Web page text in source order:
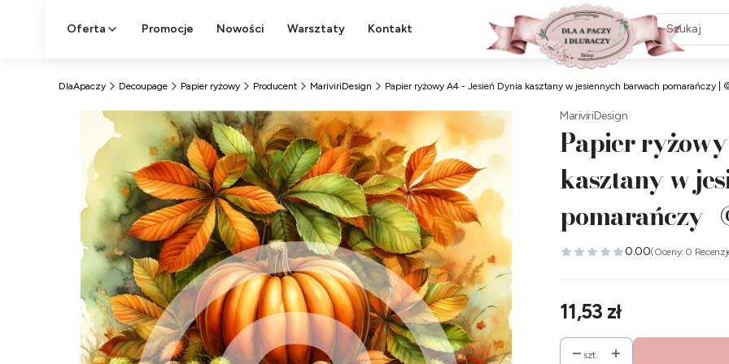
Oferta Promocje Nowości Warsztaty Kontakt
DlaApaczy Decoupage Papier ryżowy Producent MariviriDesign Papier ryżowy A4 - Jesień Dynia kasztany w jesiennych barwach pomarańczy |
MariviriDesign
Papier
kasztany w
pomarańczy
0.00(Oceny: 0
Cena
11,53 zł
szt.